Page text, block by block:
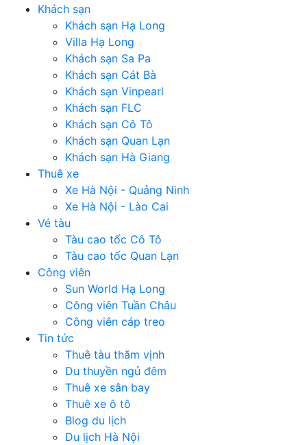
Khách sạn
Khách sạn Hạ Long
Villa Hạ Long
Khách sạn Sa Pa
Khách sạn Cát Bà
Khách sạn Vinpearl
Khách sạn FLC
Khách sạn Cô Tô
Khách sạn Quan Lạn
Khách sạn Hà Giang
Thuê xe
Xe Hà Nội - Quảng Ninh
Xe Hà Nội - Lào Cai
Vé tàu
Tàu cao tốc Cô Tô
Tàu cao tốc Quan Lạn
Công viên
Sun World Hạ Long
Công viên Tuần Châu
Công viên cáp treo
Tin tức
Thuê tàu thăm vịnh
Du thuyền ngủ đêm
Thuê xe sân bay
Thuê xe ô tô
Blog du lịch
Du lịch Hà Nội